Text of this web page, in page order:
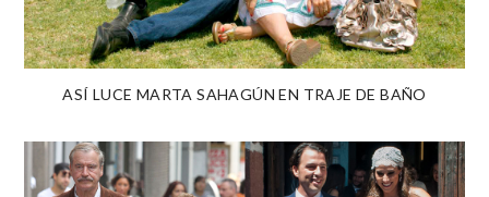
ASÍ LUCE MARTA SAHAGÚN EN TRAJE DE BAÑO